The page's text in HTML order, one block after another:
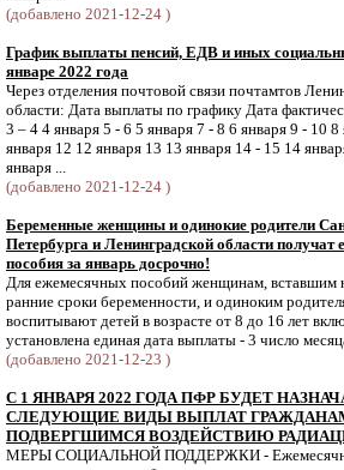
(добавлено 2021-12-24 )
График выплаты пенсий, ЕДВ и иных
январе 2022 года
Через отделения почтовой связи почтамтов
области: Дата выплаты по графику Дата
3 – 4 4 января 5 - 6 5 января 7 - 8 6 января 9 - 10 8
января 12 12 января 13 13 января 14 - 15 14
января ...
(добавлено 2021-12-24 )
Беременные женщины и одинокие родители
Петербурга и Ленинградской области получат
пособия за январь досрочно!
Для ежемесячных пособий женщинам, вставшим
ранние сроки беременности, и одиноким
воспитывают детей в возрасте от 8 до 16 лет
установлена единая дата выплаты - 3 число
(добавлено 2021-12-23 )
С 1 ЯНВАРЯ 2022 ГОДА ПФР БУДЕТ
СЛЕДУЮЩИЕ ВИДЫ ВЫПЛАТ
ПОДВЕРГШИМСЯ ВОЗДЕЙСТВИЮ
МЕРЫ СОЦИАЛЬНОЙ ПОДДЕРЖКИ -